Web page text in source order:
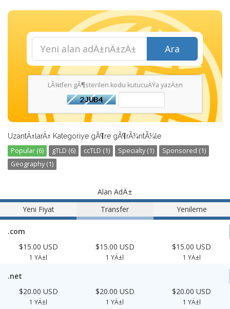
Ara
LÃ¼tfen gÃ¶sterilen kodu kutucuÄŸa yazÄ±n
UzantÄ±larÄ± Kategoriye gÃ¶re gÃ¶rÃ¼ntÃ¼le
Popular (6) gTLD (6) ccTLD (1) Specialty (1)
Sponsored (1)
Geography (1)
Alan AdÄ±
Yeni Fiyat
Transfer Yenileme
.com
$15.00 USD
1 YÄ±l
$15.00 USD
1 YÄ±l
$15.00 USD
1 YÄ±l
.net
$20.00 USD
1 YÄ±l
$20.00 USD
1 YÄ±l
$20.00 USD
1 YÄ±l